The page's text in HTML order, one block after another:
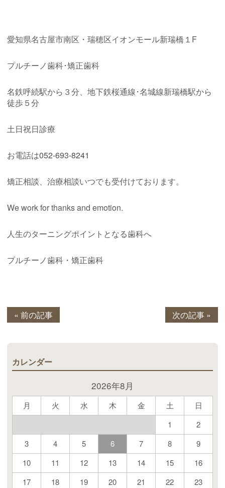
愛知県名古屋市南区・瑞穂区イオンモール新瑞橋１F
プルチーノ歯科･矯正歯科
名鉄呼続駅から３分、地下鉄桜通線･名城線新瑞橋駅から
徒歩５分
土日祝日診療
お電話は052-693-8241
矯正相談、治療相談いつでも受付けております。
We work for thanks and emotion.
人生のターニングポイントとなる歯科へ
プルチーノ歯科・矯正歯科
« 前の記事 次の記事 »
カレンダー
2026年8月
月 火 水 木 金 土 日
1
2
3
4 5 6 7 8
9
10
11 12 13 14 15
16
17
18 19 20 21 22
23